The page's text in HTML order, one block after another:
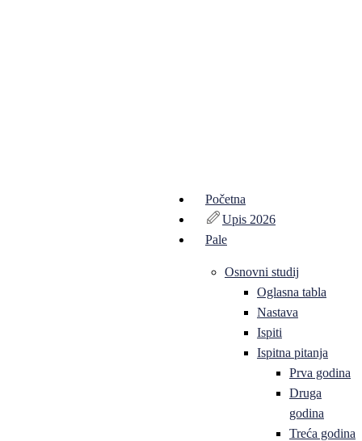
Početna
Upis 2026
Pale
Osnovni studij
Oglasna tabla
Nastava
Ispiti
Ispitna pitanja
Prva godina
Druga
godina
Treća godina